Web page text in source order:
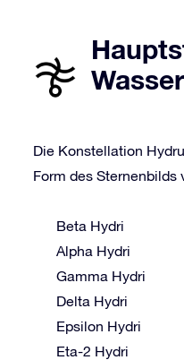
Die Konstellation
Form des
Beta Hydri
Alpha Hydri
Gamma Hydri
Delta Hydri
Epsilon Hydri
Eta-2 Hydri